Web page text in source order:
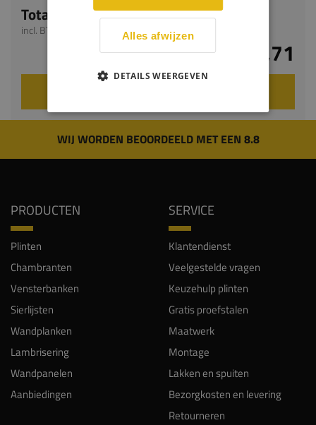
Totaal
incl. BTW
€ 20,71
WIJ WORDEN BEOORDEELD MET EEN 8.8
PRODUCTEN
Plinten
Chambranten
Vensterbanken
Sierlijsten
Wandplanken
Lambrisering
Wandpanelen
Aanbiedingen
SERVICE
Klantendienst
Veelgestelde vragen
Keuzehulp plinten
Gratis proefstalen
Maatwerk
Montage
Lakken en spuiten
Bezorgkosten en levering
Retourneren
Alles afwijzen
DETAILS WEERGEVEN